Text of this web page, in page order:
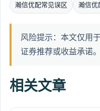
瀚信优配常见误区 瀚信优
风险提示：本文仅用
证券推荐或收益承诺。
相关文章